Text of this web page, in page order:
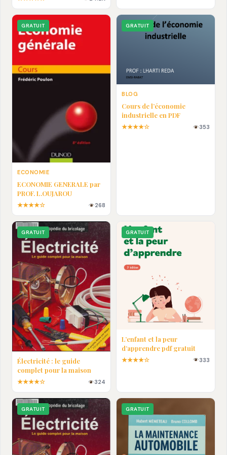
GRATUIT
ECONOMIE
ECONOMIE GENERALE par
PROF. L.OUJAROU
★★★★☆ 268
GRATUIT
BLOG
Cours de l’économie
industrielle en PDF
★★★★☆ 353
GRATUIT
Électricité : le guide
complet pour la maison
★★★★☆ 324
GRATUIT
L’enfant et la peur
d’apprendre pdf gratuit
★★★★☆ 333
GRATUIT GRATUIT